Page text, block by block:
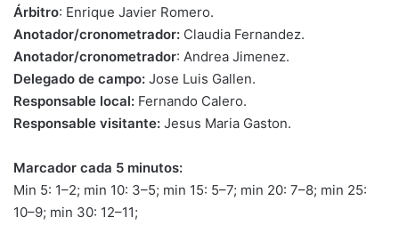
Árbitro: Enrique Javier Romero.
Anotador/cronometrador: Claudia Fernandez.
Anotador/cronometrador: Andrea Jimenez.
Delegado de campo: Jose Luis Gallen.
Responsable local: Fernando Calero.
Responsable visitante: Jesus Maria Gaston.
Marcador cada 5 minutos:
Min 5: 1–2; min 10: 3–5; min 15: 5–7; min 20: 7–8; min 25:
10–9; min 30: 12–11;